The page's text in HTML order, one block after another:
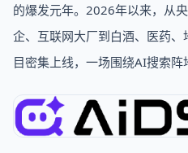
的爆发元年。2026年以来，从
企、互联网大厂到白酒、医药
目密集上线，一场围绕AI搜索阵